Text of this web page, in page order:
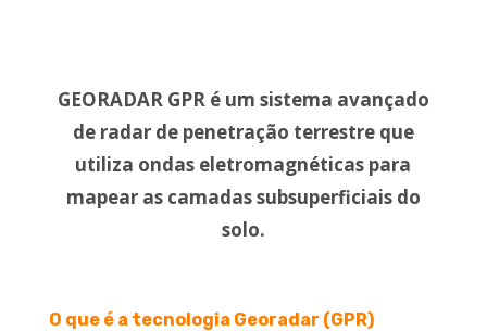
GEORADAR GPR é um sistema avançado
de radar de penetração terrestre que
utiliza ondas eletromagnéticas para
mapear as camadas subsuperficiais do
solo.
O que é a tecnologia Georadar (GPR)